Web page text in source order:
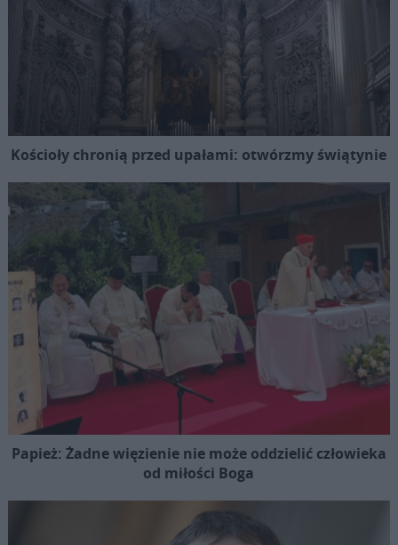
Kościoły chronią przed upałami: otwórzmy świątynie
Papież: Żadne więzienie nie może oddzielić człowieka
od miłości Boga